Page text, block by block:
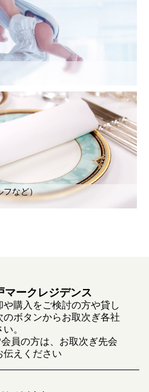
フなど）
マークレジデンス
購入をご検討の方や貸し
ボタンからお取次ぎ各社
。
員の方は、お取次ぎ先会
伝えください